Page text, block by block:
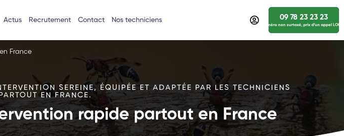
Actus Recrutement Contact Nos techniciens 09 78 23 23 23
numéro non surtaxé, prix d’un appel
France
SEREINE, ÉQUIPÉE ET ADAPTÉE PAR LES TECHNICIENS
EN FRANCE.
rapide partout en France